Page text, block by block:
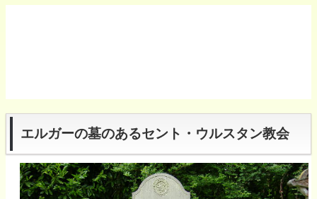
エルガーの墓のあるセント・ウルスタン教会